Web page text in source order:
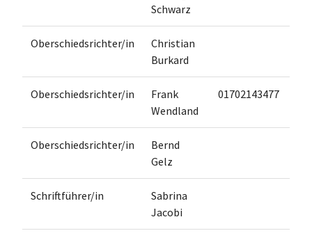
Schwarz
Oberschiedsrichter/in
Christian
Burkard
Oberschiedsrichter/in
Frank
Wendland
01702143477
Oberschiedsrichter/in
Bernd
Gelz
Schriftführer/in
Sabrina
Jacobi